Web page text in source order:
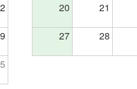
5
20 21
27 28